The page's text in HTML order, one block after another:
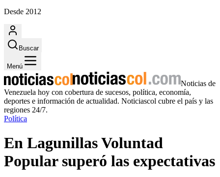
Desde 2012
Buscar
Menú
Noticias de
Venezuela hoy con cobertura de sucesos, política, economía,
deportes e información de actualidad. Noticiascol cubre el país y las
regiones 24/7.
Política
En Lagunillas Voluntad
Popular superó las expectativas